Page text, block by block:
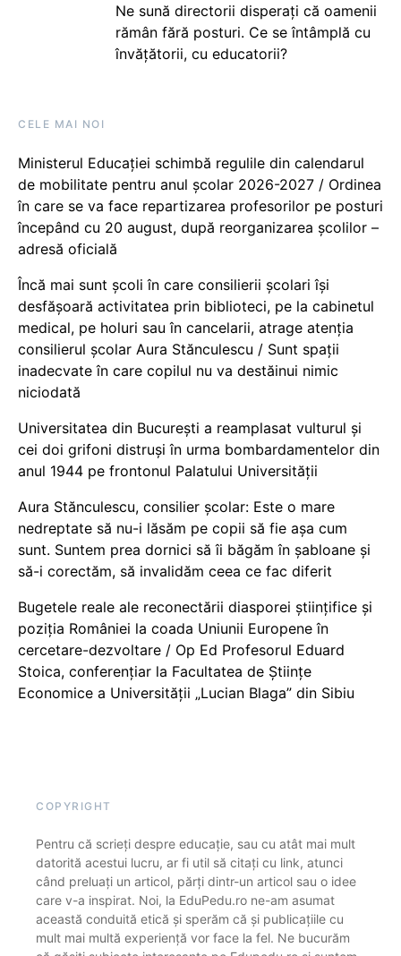
Ne sună directorii disperați că oamenii
rămân fără posturi. Ce se întâmplă cu
învățătorii, cu educatorii?
CELE MAI NOI
Ministerul Educației schimbă regulile din calendarul
de mobilitate pentru anul școlar 2026-2027 / Ordinea
în care se va face repartizarea profesorilor pe posturi
începând cu 20 august, după reorganizarea școlilor –
adresă oficială
Încă mai sunt școli în care consilierii școlari își
desfășoară activitatea prin biblioteci, pe la cabinetul
medical, pe holuri sau în cancelarii, atrage atenția
consilierul școlar Aura Stănculescu / Sunt spații
inadecvate în care copilul nu va destăinui nimic
niciodată
Universitatea din București a reamplasat vulturul și
cei doi grifoni distruși în urma bombardamentelor din
anul 1944 pe frontonul Palatului Universității
Aura Stănculescu, consilier școlar: Este o mare
nedreptate să nu-i lăsăm pe copii să fie așa cum
sunt. Suntem prea dornici să îi băgăm în șabloane și
să-i corectăm, să invalidăm ceea ce fac diferit
Bugetele reale ale reconectării diasporei științifice și
poziția României la coada Uniunii Europene în
cercetare-dezvoltare / Op Ed Profesorul Eduard
Stoica, conferențiar la Facultatea de Științe
Economice a Universității „Lucian Blaga” din Sibiu
COPYRIGHT
Pentru că scrieți despre educație, sau cu atât mai mult
datorită acestui lucru, ar fi util să citați cu link, atunci
când preluați un articol, părți dintr-un articol sau o idee
care v-a inspirat. Noi, la EduPedu.ro ne-am asumat
această conduită etică și sperăm că și publicațiile cu
mult mai multă experiență vor face la fel. Ne bucurăm